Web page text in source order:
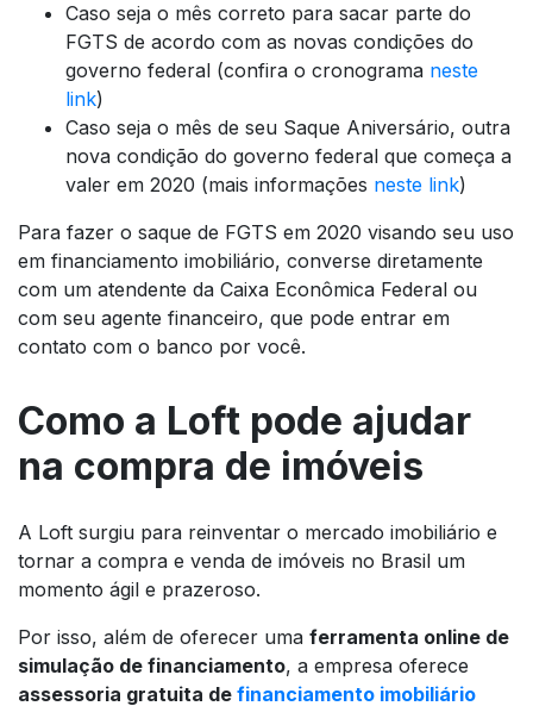
Caso seja o mês correto para sacar parte do
FGTS de acordo com as novas condições do
governo federal (confira o cronograma neste
link)
Caso seja o mês de seu Saque Aniversário, outra
nova condição do governo federal que começa a
valer em 2020 (mais informações neste link)
Para fazer o saque de FGTS em 2020 visando seu uso
em financiamento imobiliário, converse diretamente
com um atendente da Caixa Econômica Federal ou
com seu agente financeiro, que pode entrar em
contato com o banco por você.
Como a Loft pode ajudar
na compra de imóveis
A Loft surgiu para reinventar o mercado imobiliário e
tornar a compra e venda de imóveis no Brasil um
momento ágil e prazeroso.
Por isso, além de oferecer uma ferramenta online de
simulação de financiamento, a empresa oferece
assessoria gratuita de financiamento imobiliário